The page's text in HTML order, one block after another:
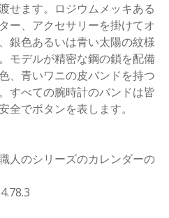
せます。ロジウムメッキある
ー、アクセサリーを掛けてオ
銀色あるいは青い太陽の紋様
モデルが精密な鋼の鎖を配備
、青いワニの皮バンドを持つ
すべての腕時計のバンドは皆
全でボタンを表します。
人のシリーズのカレンダーの